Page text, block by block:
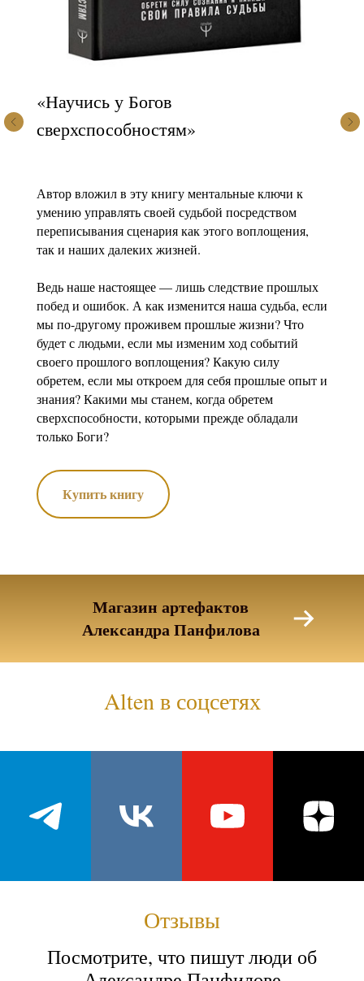
«Научись у Богов
сверхспособностям»
Автор вложил в эту книгу ментальные ключи к
умению управлять своей судьбой посредством
переписывания сценария как этого воплощения,
так и наших далеких жизней.
Ведь наше настоящее — лишь следствие прошлых
побед и ошибок. А как изменится наша судьба, если
мы по-другому проживем прошлые жизни? Что
будет с людьми, если мы изменим ход событий
своего прошлого воплощения? Какую силу
обретем, если мы откроем для себя прошлые опыт и
знания? Какими мы станем, когда обретем
сверхспособности, которыми прежде обладали
только Боги?
Купить книгу
Магазин артефактов
Александра Панфилова
Alten в соцсетях
Отзывы
Посмотрите, что пишут люди об